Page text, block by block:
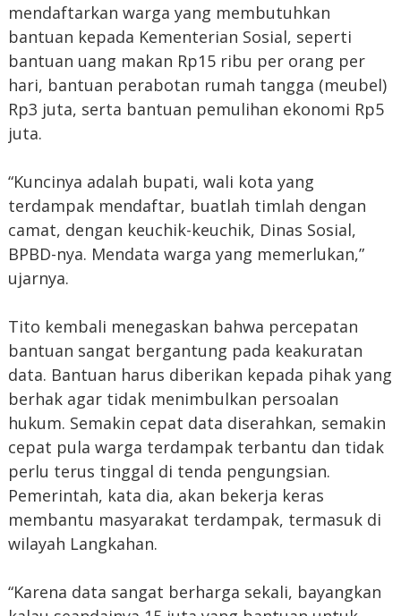
mendaftarkan warga yang membutuhkan
bantuan kepada Kementerian Sosial, seperti
bantuan uang makan Rp15 ribu per orang per
hari, bantuan perabotan rumah tangga (meubel)
Rp3 juta, serta bantuan pemulihan ekonomi Rp5
juta.
“Kuncinya adalah bupati, wali kota yang
terdampak mendaftar, buatlah timlah dengan
camat, dengan keuchik-keuchik, Dinas Sosial,
BPBD-nya. Mendata warga yang memerlukan,”
ujarnya.
Tito kembali menegaskan bahwa percepatan
bantuan sangat bergantung pada keakuratan
data. Bantuan harus diberikan kepada pihak yang
berhak agar tidak menimbulkan persoalan
hukum. Semakin cepat data diserahkan, semakin
cepat pula warga terdampak terbantu dan tidak
perlu terus tinggal di tenda pengungsian.
Pemerintah, kata dia, akan bekerja keras
membantu masyarakat terdampak, termasuk di
wilayah Langkahan.
“Karena data sangat berharga sekali, bayangkan